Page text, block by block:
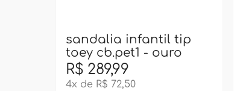
sandalia infantil tip
toey cb.pet1 - ouro
R$ 289,99
4x de R$ 72,50